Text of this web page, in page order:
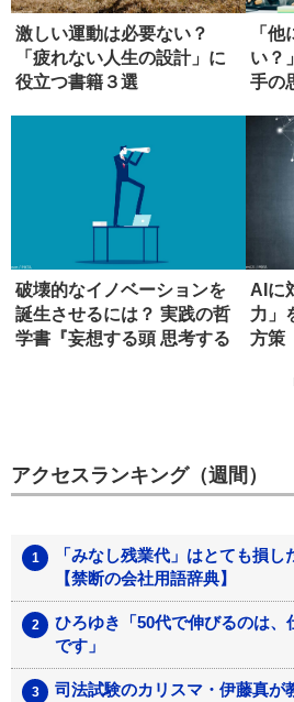
激しい運動は必要ない？
「疲れない人生の設計」に
役立つ書籍３選
「
い？
手の
破壊的なイノベーションを
誕生させるには？ 実践の哲
学書『妄想する頭 思考する
AIに
力」
方策
アクセスランキング（週間）
「みなし残業代」はとても損
【禁断の会社用語辞典】
ひろゆき「50代で伸びるのは、
です」
司法試験のカリスマ・伊藤真が